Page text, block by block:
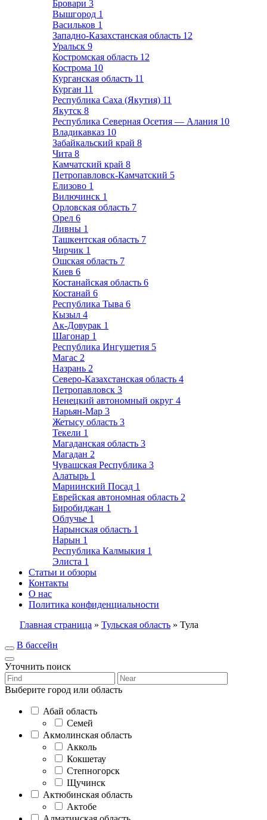
Бровари 3
Вышгород 1
Васильков 1
Западно-Казахстанская область 12
Уральск 9
Костромская область 12
Кострома 10
Курганская область 11
Курган 11
Республика Саха (Якутия) 11
Якутск 8
Республика Северная Осетия — Алания 10
Владикавказ 10
Забайкальский край 8
Чита 8
Камчатский край 8
Петропавловск-Камчатский 5
Елизово 1
Вилючинск 1
Орловская область 7
Орел 6
Ливны 1
Ташкентская область 7
Чирчик 1
Ошская область 7
Киев 6
Костанайская область 6
Костанай 6
Республика Тыва 6
Кызыл 4
Ак-Довурак 1
Шагонар 1
Республика Ингушетия 5
Магас 2
Назрань 2
Северо-Казахстанская область 4
Петропавловск 3
Ненецкий автономный округ 4
Нарьян-Мар 3
Жетысу область 3
Текели 1
Магаданская область 3
Магадан 2
Чувашская Республика 3
Алатырь 1
Мариинский Посад 1
Еврейская автономная область 2
Биробиджан 1
Облучье 1
Нарынская область 1
Нарын 1
Республика Калмыкия 1
Элиста 1
Статьи и обзоры
Контакты
О нас
Политика конфиденциальности
Главная страница » Тульская область » Тула
В бассейн
Уточнить поиск
Выберите город или область
Абай область
Семей
Акмолинская область
Акколь
Кокшетау
Степногорск
Щучинск
Актюбинская область
Актобе